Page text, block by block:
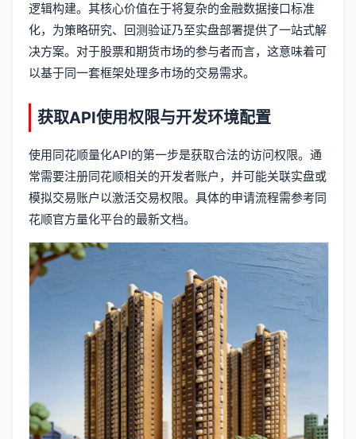
逻辑构建。其核心价值在于将复杂的金融数据接口标准
化，为策略研究、回测验证乃至实盘部署提供了一站式解
决方案。对于股票和期货市场的参与者而言，这意味着可
以基于同一套框架处理多市场的交易需求。
获取API使用权限与开发环境配置
使用同花顺量化API的第一步是获取合法的访问权限。通
常需要注册同花顺相关的开发者账户，并可能关联实盘或
模拟交易账户以激活交易权限。具体的申请流程需参考同
花顺官方量化平台的最新文档。